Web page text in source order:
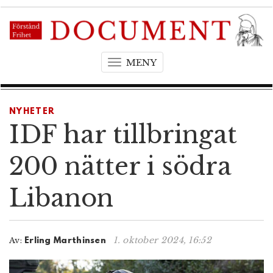
MENYT
g
e
t
o
NYHETER
IDF har tillbringat
200 nätter i södra
Libanon
Av: Erling Marthinsen 1. oktober 2024, 16:52